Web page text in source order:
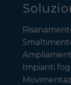
Impianti